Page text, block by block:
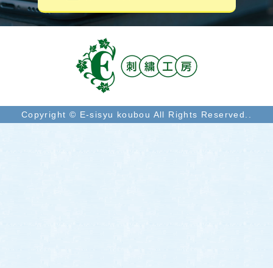
Copyright © E-sisyu koubou All Rights Reserved..